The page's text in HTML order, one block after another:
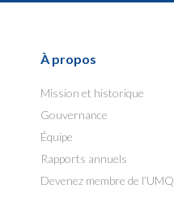
À propos
Mission et historique
Gouvernance
Équipe
Rapports annuels
Devenez membre de l’UMQ